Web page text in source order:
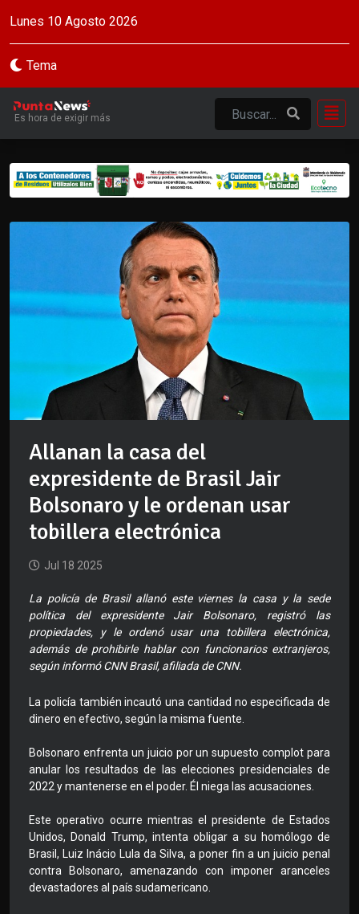
Lunes 10 Agosto 2026
Tema
Es hora de exigir más
Allanan la casa del
expresidente de Brasil Jair
Bolsonaro y le ordenan usar
tobillera electrónica
Jul 18 2025
La policía de Brasil allanó este viernes la casa y la sede
política del expresidente Jair Bolsonaro, registró las
propiedades, y le ordenó usar una tobillera electrónica,
además de prohibirle hablar con funcionarios extranjeros,
según informó CNN Brasil, afiliada de CNN.
La policía también incautó una cantidad no especificada de
dinero en efectivo, según la misma fuente.
Bolsonaro enfrenta un juicio por un supuesto complot para
anular los resultados de las elecciones presidenciales de
2022 y mantenerse en el poder. Él niega las acusaciones.
Este operativo ocurre mientras el presidente de Estados
Unidos, Donald Trump, intenta obligar a su homólogo de
Brasil, Luiz Inácio Lula da Silva, a poner fin a un juicio penal
contra Bolsonaro, amenazando con imponer aranceles
devastadores al país sudamericano.